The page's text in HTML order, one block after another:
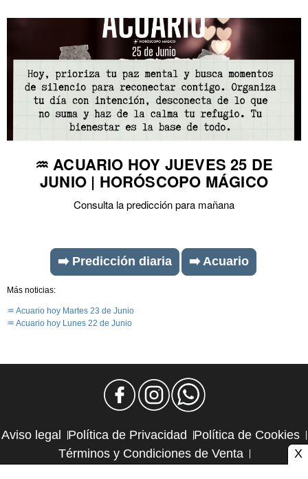
♒ ACUARIO HOY JUEVES 25 DE
JUNIO | HORÓSCOPO MÁGICO
Consulta la predicción para mañana
➡️ Predicción diaria ➡️ Acuario
Más noticias:
♒ Acuario hoy Martes 23 de Junio
♒ Acuario hoy Lunes 22 de Junio
Aviso legal Política de Privacidad
Política de Cookies
Términos y Condiciones de Venta
X